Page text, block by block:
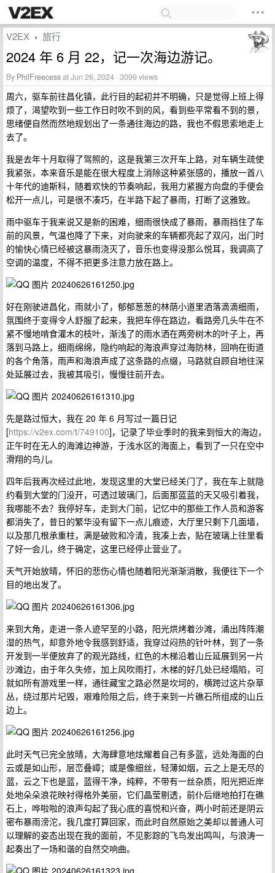
V2EX › 旅行
2024 年 6 月 22，记一次海边游记。
By PhilFreecessat Jun 26, 2024 · 3099 views
周六，驱车前往昌化镇，此行目的起初并不明确，只是觉得上班上得
烦了，渴望吹到一些工作日时吹不到的风，看到些平常看不到的景，
思绪便自然而然地规划出了一条通往海边的路，我也不假思索地走上
去了。
我是去年十月取得了驾照的，这是我第三次开车上路，对车辆生疏使
我紧张，本来音乐是能在很大程度上消除这种紧张感的，播放一首八
十年代的迪斯科，随着欢快的节奏响起，我用力紧握方向盘的手便会
松开一点儿，可是很不凑巧，在半路下起了暴雨，打断了这雅致。
雨中驱车于我来说又是新的困难，细雨很快成了暴雨，暴雨挡住了车
前的风景，气温也降了下来，对向驶来的车辆都亮起了双闪，出门时
的愉快心情已经被这暴雨浇灭了，音乐也变得没那么悦耳，我调高了
空调的温度，不得不把更多注意力放在路上。
好在刚驶进昌化，雨就小了，郁郁葱葱的林荫小道里洒落滴滴细雨，
氛围终于变得令人舒服了起来，我把车停在路边，看路旁几头牛在不
紧不慢地啃食灌木的枝叶，渐浅了的雨水洒在两旁树木的叶子上，再
落到马路上，细雨绵绵，隐约响起的海浪声穿过海防林，回响在街道
的各个角落，雨声和海浪声成了这条路的点缀，马路就自顾自地往深
处延展过去，我被其吸引，慢慢往前开去。
先是路过恒大，我在 20 年 6 月写过一篇日记
[https://v2ex.com/t/749100]，记录了毕业季时的我来到恒大的海边，
正午时在无人的海滩边神游，于浅水区的海面上，看到了一只在空中
滑翔的鸟儿。
四年后我再次经过此地，发现这里的大堂已经关门了，我在车上就隐
约看到大堂的门没开，可透过玻璃门，后面那蓝蓝的天又吸引着我，
我哪能不去？我停好车，走到大门前，记忆中的那些工作人员和游客
都消失了，昔日的繁华没有留下一点儿痕迹，大厅里只剩下几面墙，
以及那几根承重柱，满是破败和冷清，我凑上去，贴在玻璃上往里看
了好一会儿，终于确定，这里已经停止营业了。
天气开始放晴，怀旧的悲伤心情也随着阳光渐渐消散，我便往下一个
目的地出发了。
来到大角，走进一条人迹罕至的小路，阳光烘烤着沙滩，涌出阵阵潮
湿的热气，却意外地令我感到舒适，我穿过闷热的针叶林，到了一条
开发到一半便放弃了的观光路线，红色的木梯沿着山丘延展到另一片
沙滩边，由于年久失修，加上风吹雨打，木梯的好几处已经塌陷，可
就如所有游戏里一样，通往藏宝之路必然是坎坷的，横跨过这片杂草
丛，绕过那片圮毁，艰难险阻之后，终于来到一片礁石所组成的山丘
边上。
此时天气已完全放晴，大海肆意地炫耀着自己有多蓝，远处海面的白
云或是如山形，层峦叠嶂；或是像细丝，轻薄如烟，云之上是无尽的
蓝，云之下也是蓝，蓝得干净，纯粹，不带有一丝杂质，阳光把近岸
处地朵朵浪花映衬得格外美丽，它们晶莹剔透，前仆后继地拍打在礁
石上，哗啦啦的浪声勾起了我心底的喜悦和兴奋，两小时前还是阴云
密布暴雨滂沱，我几度打算回家，而此时自然原始之美却以普通人可
以理解的姿态出现在我的面前，不见影踪的飞鸟发出鸣叫，与浪涛一
起奏出了一场和谐的自然交响曲。